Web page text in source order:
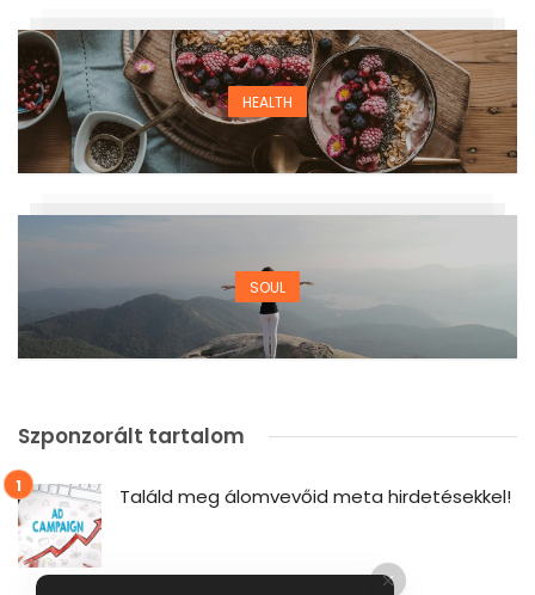
HEALTH
SOUL
Szponzorált tartalom
Találd meg álomvevőid meta hirdetésekkel!